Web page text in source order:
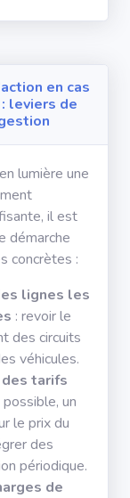
en cas
leviers de
lumière une
il est
démarche
concrètes :
lignes les
: revoir le
des circuits
véhicules.
tarifs
possible, un
le prix du
des
périodique.
de